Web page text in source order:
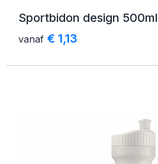
Sportbidon design 500ml
vanaf € 1,13